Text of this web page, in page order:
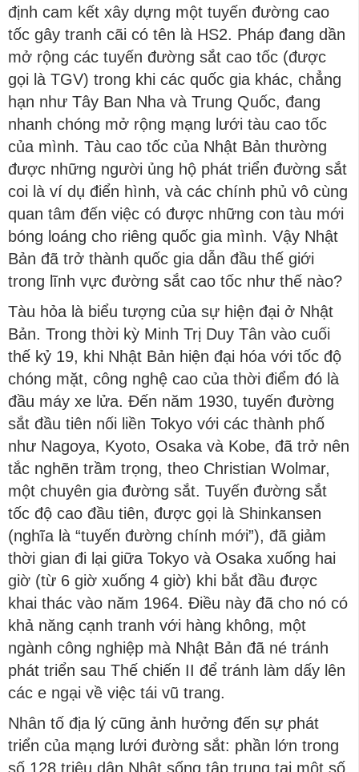
định cam kết xây dựng một tuyến đường cao
tốc gây tranh cãi có tên là HS2. Pháp đang dần
mở rộng các tuyến đường sắt cao tốc (được
gọi là TGV) trong khi các quốc gia khác, chẳng
hạn như Tây Ban Nha và Trung Quốc, đang
nhanh chóng mở rộng mạng lưới tàu cao tốc
của mình. Tàu cao tốc của Nhật Bản thường
được những người ủng hộ phát triển đường sắt
coi là ví dụ điển hình, và các chính phủ vô cùng
quan tâm đến việc có được những con tàu mới
bóng loáng cho riêng quốc gia mình. Vậy Nhật
Bản đã trở thành quốc gia dẫn đầu thế giới
trong lĩnh vực đường sắt cao tốc như thế nào?
Tàu hỏa là biểu tượng của sự hiện đại ở Nhật
Bản. Trong thời kỳ Minh Trị Duy Tân vào cuối
thế kỷ 19, khi Nhật Bản hiện đại hóa với tốc độ
chóng mặt, công nghệ cao của thời điểm đó là
đầu máy xe lửa. Đến năm 1930, tuyến đường
sắt đầu tiên nối liền Tokyo với các thành phố
như Nagoya, Kyoto, Osaka và Kobe, đã trở nên
tắc nghẽn trầm trọng, theo Christian Wolmar,
một chuyên gia đường sắt. Tuyến đường sắt
tốc độ cao đầu tiên, được gọi là Shinkansen
(nghĩa là “tuyến đường chính mới”), đã giảm
thời gian đi lại giữa Tokyo và Osaka xuống hai
giờ (từ 6 giờ xuống 4 giờ) khi bắt đầu được
khai thác vào năm 1964. Điều này đã cho nó có
khả năng cạnh tranh với hàng không, một
ngành công nghiệp mà Nhật Bản đã né tránh
phát triển sau Thế chiến II để tránh làm dấy lên
các e ngại về việc tái vũ trang.
Nhân tố địa lý cũng ảnh hưởng đến sự phát
triển của mạng lưới đường sắt: phần lớn trong
số 128 triệu dân Nhật sống tập trung tại một số